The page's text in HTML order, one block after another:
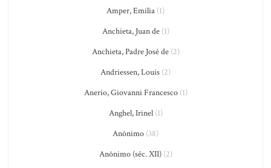
Amper, Emilia (1)
Anchieta, Juan de(1)
Anchieta, Padre José de(2)
Andriessen, Louis (2)
Anerio, Giovanni Francesco(1)
Anghel, Irinel(1)
Anônimo (38)
Anônimo (séc. XII)(2)